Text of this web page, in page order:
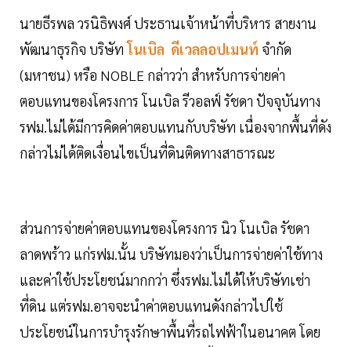
นายธีรพล วรนิธิพงศ์ ประธานเจ้าหน้าที่บริหาร สายงาน
พัฒนาธุรกิจ บริษัทโนเบิล ดีเวลลอปเมนท์ จำกัด
(มหาชน) หรือ NOBLE กล่าวว่า สำหรับการจ่ายค่า
ตอบแทนของโครงการ โนเบิล รีวอลฟ์ รัชดา ปัจจุบันทาง
รฟม.ไม่ได้มีการคิดค่าตอบแทนกับบริษัท เนื่องจากพื้นที่ดัง
กล่าวไม่ได้ติดเงื่อนไขเป็นที่ดินติดทางสาธารณะ
ส่วนการจ่ายค่าตอบแทนของโครงการ นิว โนเบิล รัชดา
ลาดพร้าว แก่รฟม.นั้น บริษัทมองว่าเป็นการจ่ายค่าใช้ทาง
และค่าใช้ประโยชน์มากกว่า ซึ่งรฟม.ไม่ได้ให้บริษัทเช่า
ที่ดิน แต่รฟม.อาจจะนำค่าตอบแทนดังกล่าวไปใช้
ประโยชน์ในการบำรุงรักษาพื้นที่รถไฟฟ้าในอนาคต โดย